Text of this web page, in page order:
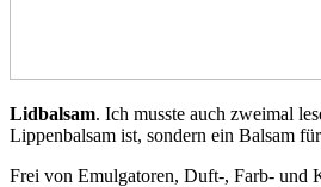
Lidbalsam. Ich musste auch zweimal
Lippenbalsam ist, sondern ein Balsam
Frei von Emulgatoren, Duft-, Farb- und